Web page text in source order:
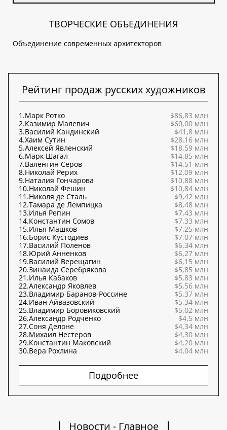
ТВОРЧЕСКИЕ ОБЪЕДИНЕНИЯ
Объединение современных архитекторов
Рейтинг продаж русских художников
1.Марк Ротко
$86,83 млн
2.Казимир Малевич
$60,00 млн
3.Василий Кандинский
$41,8 млн
4.Хаим Сутин
$28,16 млн
5.Алексей Явленский
$18,59 млн
6.Марк Шагал
$14,85 млн
7.Валентин Серов
$14,51 млн
8.Николай Рерих
$12,09 млн
9.Наталия Гончарова
$10,88 млн
10.Николай Фешин
$10,84 млн
11.Николя де Сталь
$9,42 млн
12.Тамара де Лемпицка
$8,48 млн
13.Илья Репин
$7,43 млн
14.Константин Сомов
$7,33 млн
15.Илья Машков
$7,25 млн
16.Борис Кустодиев
$7,07 млн
17.Василий Поленов
$6,34 млн
18.Юрий Анненков
$6,27 млн
19.Василий Верещагин
$6,15 млн
20.Зинаида Серебрякова
$5,85 млн
21.Илья Кабаков
$5,83 млн
22.Александр Яковлев
$5,56 млн
23.Владимир Баранов-Россине
$5,37 млн
24.Иван Айвазовский
$5,34 млн
25.Владимир Боровиковский
$5,02 млн
26.Александр Родченко
$4,5 млн
27.Соня Делоне
$4,34 млн
28.Михаил Нестеров
$4,30 млн
29.Константин Маковский
$4,20 млн
30.Вера Рохлина $4,04 млн
Подробнее
Новости - Главное